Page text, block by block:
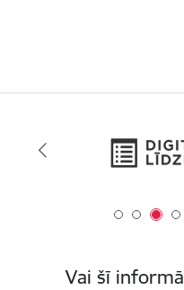
Vai šī